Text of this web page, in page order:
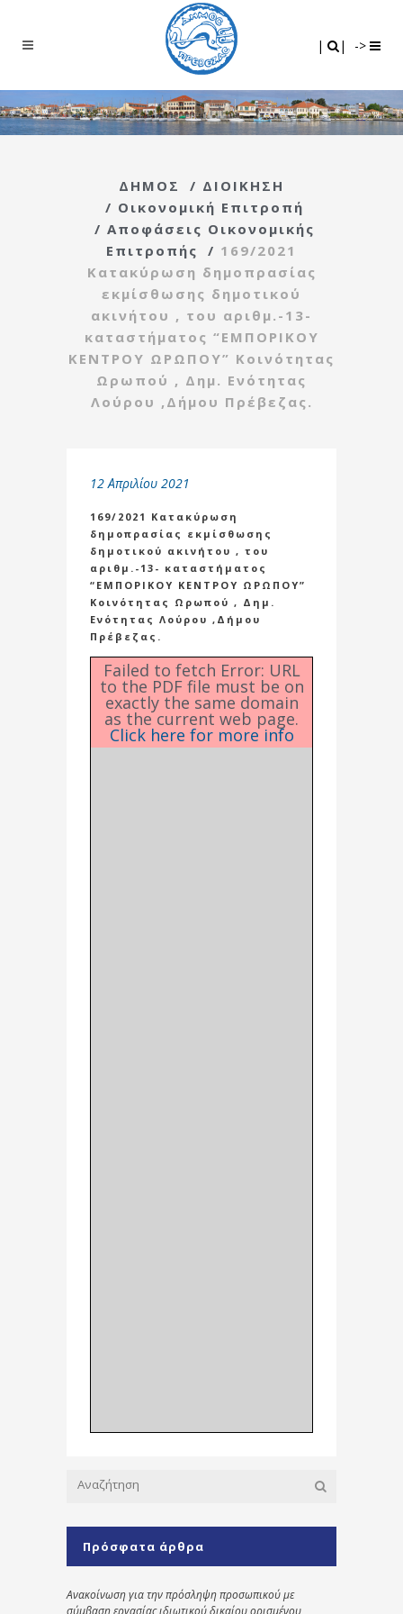
| | ->
ΔΗΜΟΣ / ΔΙΟΙΚΗΣΗ
/ Οικονομική Επιτροπή
/ Αποφάσεις Οικονομικής
Επιτροπής
/ 169/2021
Κατακύρωση δημοπρασίας
εκμίσθωσης δημοτικού
ακινήτου , του αριθμ.-13-
καταστήματος “ΕΜΠΟΡΙΚΟΥ
ΚΕΝΤΡΟΥ ΩΡΩΠΟΥ” Κοινότητας
Ωρωπού , Δημ. Ενότητας
Λούρου ,Δήμου Πρέβεζας.
12 Απριλίου 2021
169/2021 Κατακύρωση
δημοπρασίας εκμίσθωσης
δημοτικού ακινήτου , του
αριθμ.-13- καταστήματος
“ΕΜΠΟΡΙΚΟΥ ΚΕΝΤΡΟΥ ΩΡΩΠΟΥ”
Κοινότητας Ωρωπού , Δημ.
Ενότητας Λούρου ,Δήμου
Πρέβεζας.
Failed to fetch Error: URL
to the PDF file must be on
exactly the same domain
as the current web page.
Click here for more info
Πρόσφατα άρθρα
Ανακοίνωση για την πρόσληψη προσωπικού με
σύμβαση εργασίας ιδιωτικού δικαίου ορισμένου